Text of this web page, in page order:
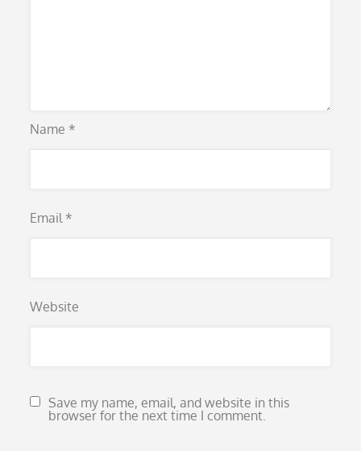
Name *
Email *
Website
Save my name, email, and website in this
browser for the next time I comment.